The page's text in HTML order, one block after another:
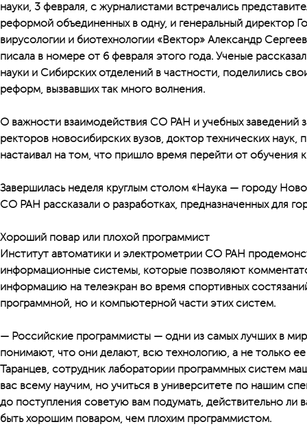
науки, 3 февраля, с журналистами встречались
реформой объединенных в одну, и генеральный директор
вирусологии и биотехнологии «Вектор» Александр
писала в номере от 6 февраля этого года. Ученые
науки и Сибирских отделений в частности, поделились
реформ, вызвавших так много волнения.
О важности взаимодействия СО РАН и учебных заведений
ректоров новосибирских вузов, доктор технических
настаивал на том, что пришло время перейти от обучения
Завершилась неделя круглым столом «Наука — городу
СО РАН рассказали о разработках, предназначенных для
Хороший повар или плохой программист
Институт автоматики и электрометрии СО РАН
информационные системы, которые позволяют
информацию на телеэкран во время спортивных
программной, но и компьютерной части этих систем.
— Российские программисты — одни из самых лучших в
понимают, что они делают, всю технологию, а не только
Таранцев, сотрудник лаборатории программных систем
вас всему научим, но учиться в университете по нашим
до поступления советую вам подумать, действительно ли
быть хорошим поваром, чем плохим программистом.